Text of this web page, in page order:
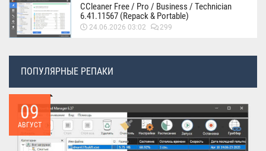
CCleaner Free / Pro / Business / Technician
6.41.11567 (Repack & Portable)
24.06.2026 03:02 299
ПОПУЛЯРНЫЕ РЕПАКИ
09
АВГУСТ